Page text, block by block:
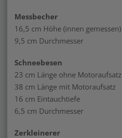
Messbecher
16,5 cm Höhe (innen gemessen)
9,5 cm Durchmesser
Schneebesen
23 cm Länge ohne Motoraufsatz
38 cm Länge mit Motoraufsatz
16 cm Eintauchtiefe
6,5 cm Durchmesser
Zerkleinerer